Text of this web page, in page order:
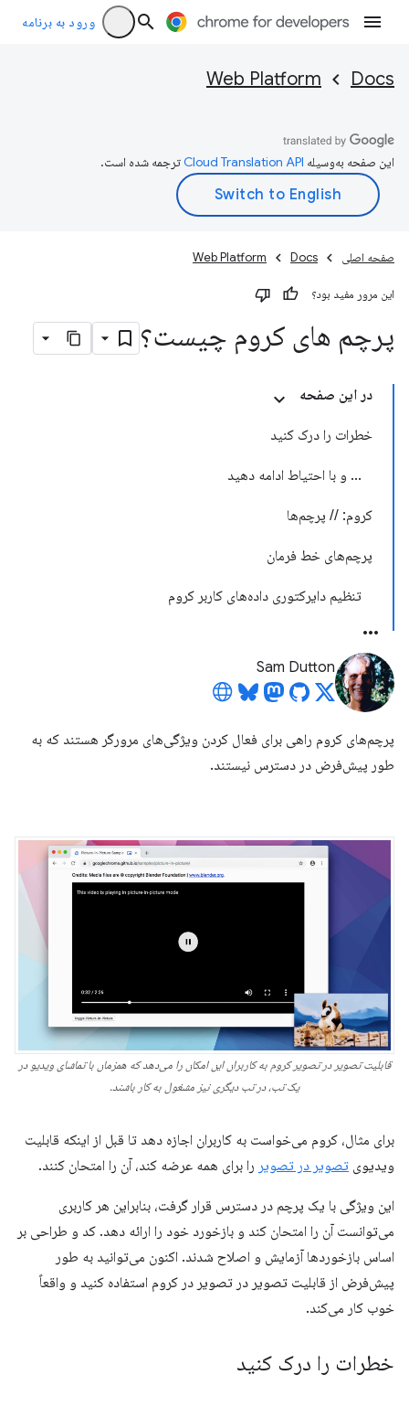
ورود به برنامه
Docs
Web Platform
این صفحه به‌وسیله ترجمه شده است.
صفحه اصلی Docs
Web Platform
این مرور مفید بود؟
پرچم های کروم چیست؟
در این صفحه
خطرات را درک کنید
... و با احتیاط ادامه دهید
کروم: // پرچم‌ها
پرچم‌های خط فرمان
تنظیم دایرکتوری داده‌های کاربر کروم
Sam Dutton
پرچم‌های کروم راهی برای فعال کردن ویژگی‌های مرورگر هستند که به
طور پیش‌فرض در دسترس نیستند.
قابلیت تصویر در تصویر کروم به کاربران این امکان را می‌دهد که همزمان با تماشای ویدیو در
یک تب، در تب دیگری نیز مشغول به کار باشند.
برای مثال، کروم می‌خواست به کاربران اجازه دهد تا قبل از اینکه قابلیت
ویدیوی تصویر در تصویر را برای همه عرضه کند، آن را امتحان کنند.
این ویژگی با یک پرچم در دسترس قرار گرفت، بنابراین هر کاربری
می‌توانست آن را امتحان کند و بازخورد خود را ارائه دهد. کد و طراحی بر
اساس بازخوردها آزمایش و اصلاح شدند. اکنون می‌توانید به طور
پیش‌فرض از قابلیت تصویر در تصویر در کروم استفاده کنید و واقعاً
خوب کار می‌کند.
خطرات را درک کنید